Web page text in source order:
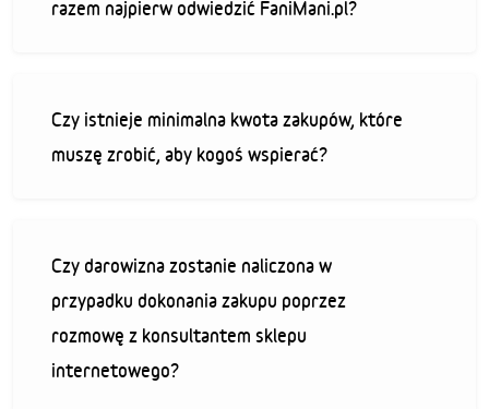
razem najpierw odwiedzić FaniMani.pl?
Czy istnieje minimalna kwota zakupów, które
muszę zrobić, aby kogoś wspierać?
Czy darowizna zostanie naliczona w
przypadku dokonania zakupu poprzez
rozmowę z konsultantem sklepu
internetowego?